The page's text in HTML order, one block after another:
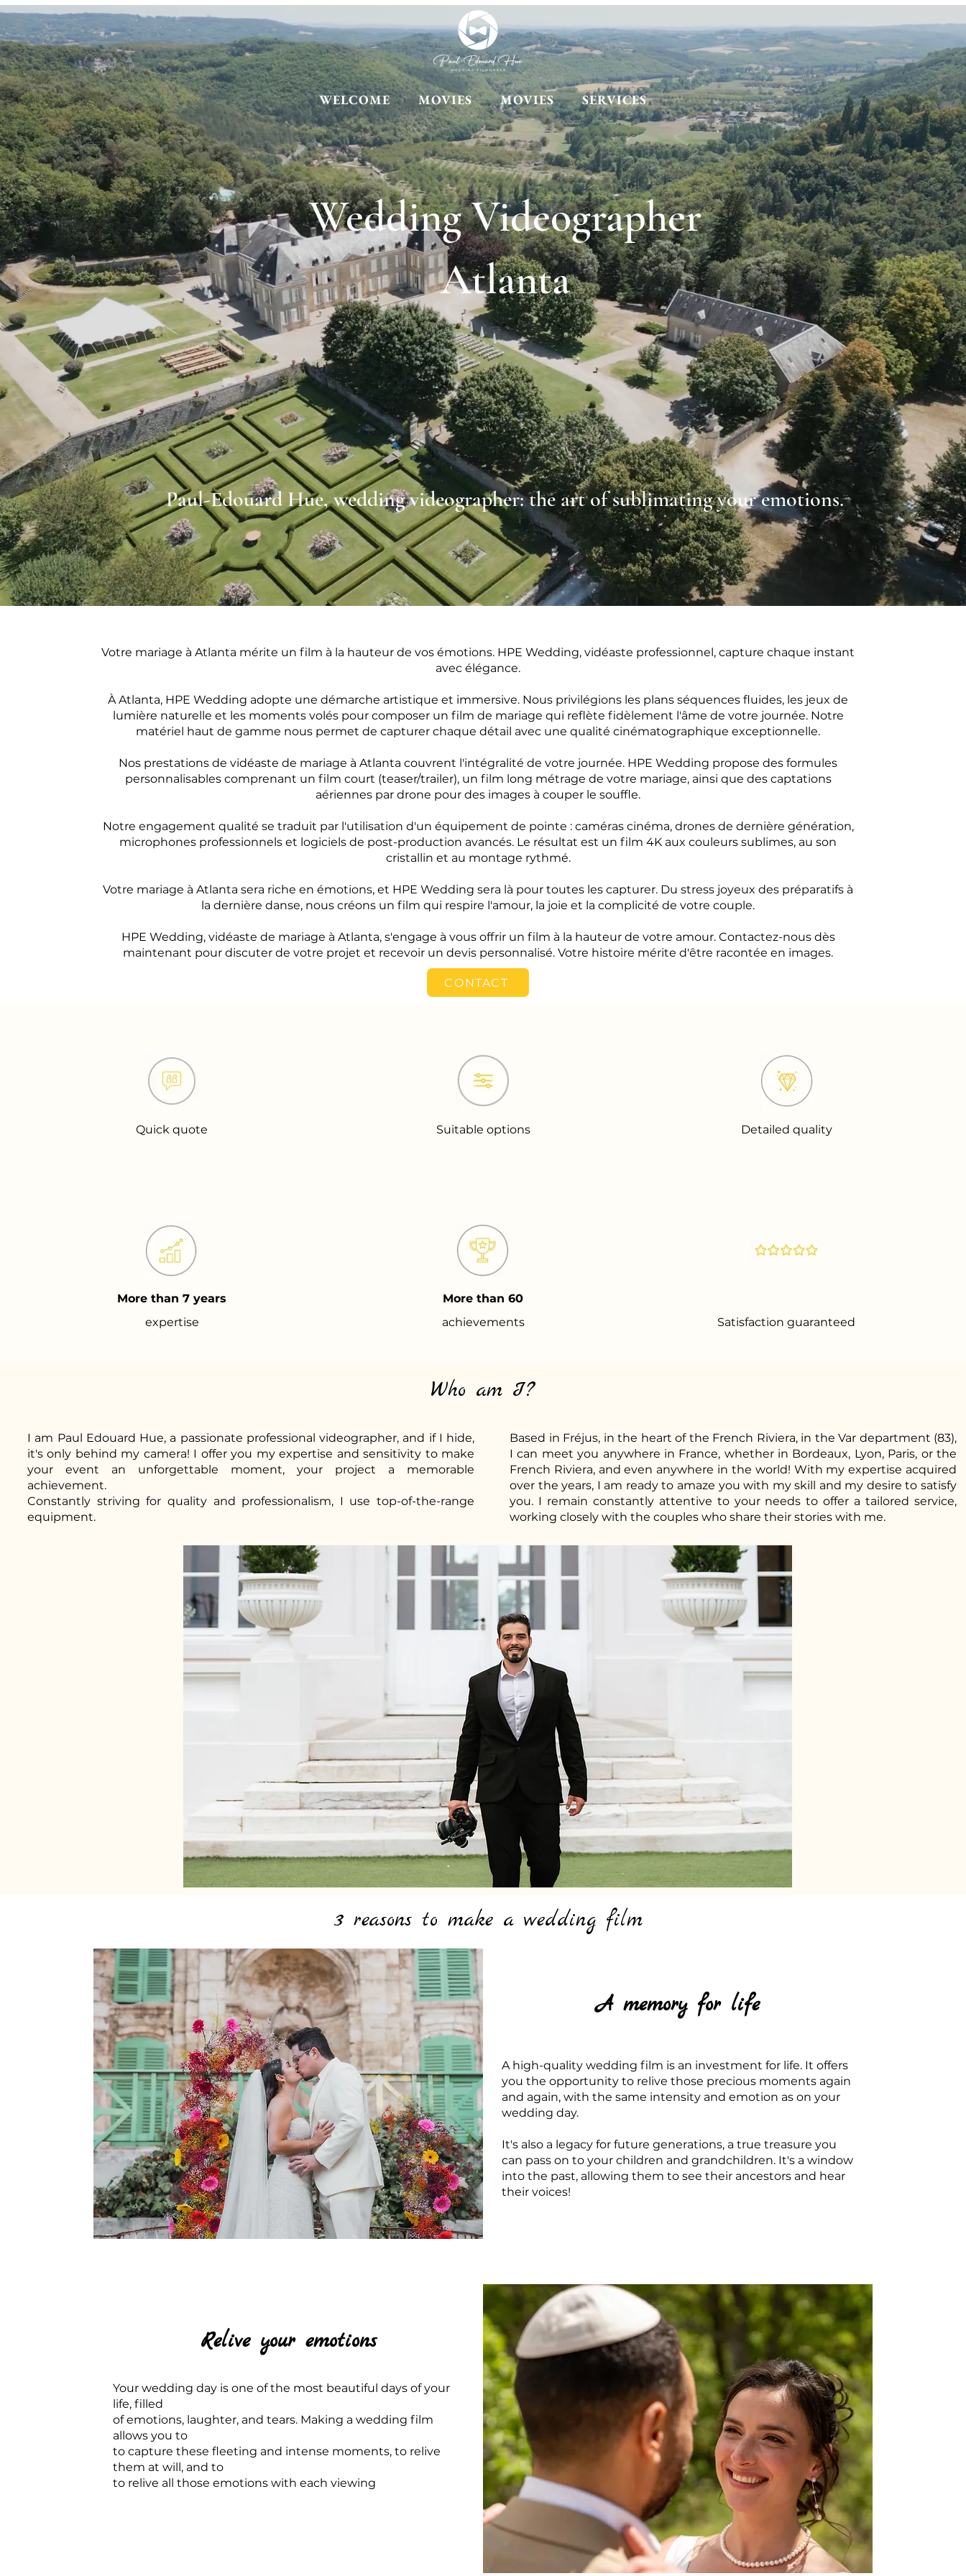
WELCOME MOVIES MOVIES SERVICES
Wedding Videographer
Atlanta
Paul-Edouard Hue, wedding videographer: the art of sublimating your emotions.
Votre mariage à Atlanta mérite un film à la hauteur de vos émotions. HPE Wedding, vidéaste professionnel, capture chaque instant
avec élégance.
À Atlanta, HPE Wedding adopte une démarche artistique et immersive. Nous privilégions les plans séquences fluides, les jeux de
lumière naturelle et les moments volés pour composer un film de mariage qui reflète fidèlement l'âme de votre journée. Notre
matériel haut de gamme nous permet de capturer chaque détail avec une qualité cinématographique exceptionnelle.
Nos prestations de vidéaste de mariage à Atlanta couvrent l'intégralité de votre journée. HPE Wedding propose des formules
personnalisables comprenant un film court (teaser/trailer), un film long métrage de votre mariage, ainsi que des captations
aériennes par drone pour des images à couper le souffle.
Notre engagement qualité se traduit par l'utilisation d'un équipement de pointe : caméras cinéma, drones de dernière génération,
microphones professionnels et logiciels de post-production avancés. Le résultat est un film 4K aux couleurs sublimes, au son
cristallin et au montage rythmé.
Votre mariage à Atlanta sera riche en émotions, et HPE Wedding sera là pour toutes les capturer. Du stress joyeux des préparatifs à
la dernière danse, nous créons un film qui respire l'amour, la joie et la complicité de votre couple.
HPE Wedding, vidéaste de mariage à Atlanta, s'engage à vous offrir un film à la hauteur de votre amour. Contactez-nous dès
maintenant pour discuter de votre projet et recevoir un devis personnalisé. Votre histoire mérite d'être racontée en images.
CONTACT
Quick quote
More than 7 years
expertise
Suitable options Detailed quality
More than 60
achievements
Satisfaction guaranteed
Who am I?
I am Paul Edouard Hue, a passionate professional videographer, and if I hide,
it's only behind my camera! I offer you my expertise and sensitivity to make
your event an unforgettable moment, your project a memorable
achievement.
Constantly striving for quality and professionalism, I use top-of-the-range
equipment.
Based in Fréjus, in the heart of the French Riviera, in the Var department (83),
I can meet you anywhere in France, whether in Bordeaux, Lyon, Paris, or the
French Riviera, and even anywhere in the world! With my expertise acquired
over the years, I am ready to amaze you with my skill and my desire to satisfy
you. I remain constantly attentive to your needs to offer a tailored service,
working closely with the couples who share their stories with me.
3 reasons to make a wedding film
A memory for life
A high-quality wedding film is an investment for life. It offers
you the opportunity to relive those precious moments again
and again, with the same intensity and emotion as on your
wedding day.
It's also a legacy for future generations, a true treasure you
can pass on to your children and grandchildren. It's a window
into the past, allowing them to see their ancestors and hear
their voices!
Relive your emotions
Your wedding day is one of the most beautiful days of your
life, filled
of emotions, laughter, and tears. Making a wedding film
allows you to
to capture these fleeting and intense moments, to relive
them at will, and to
to relive all those emotions with each viewing